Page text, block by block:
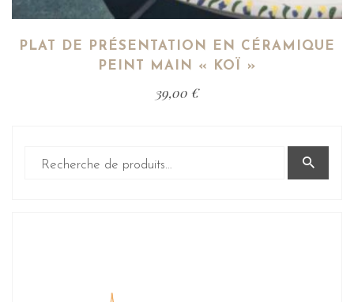
PLAT DE PRÉSENTATION EN CÉRAMIQUE
PEINT MAIN « KOÏ »
39,00 €